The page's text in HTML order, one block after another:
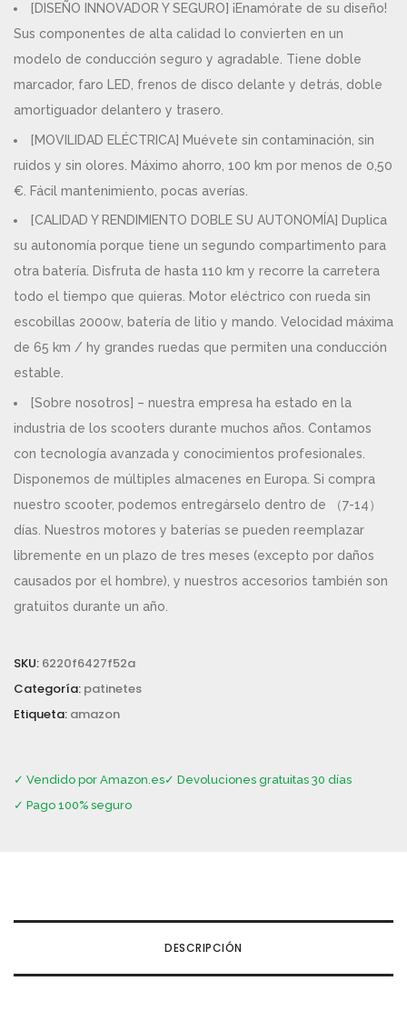
[DISEÑO INNOVADOR Y SEGURO] ¡Enamórate de su diseño!
Sus componentes de alta calidad lo convierten en un
modelo de conducción seguro y agradable. Tiene doble
marcador, faro LED, frenos de disco delante y detrás, doble
amortiguador delantero y trasero.
[MOVILIDAD ELÉCTRICA] Muévete sin contaminación, sin
ruidos y sin olores. Máximo ahorro, 100 km por menos de 0,50
€. Fácil mantenimiento, pocas averías.
[CALIDAD Y RENDIMIENTO DOBLE SU AUTONOMÍA] Duplica
su autonomía porque tiene un segundo compartimento para
otra batería. Disfruta de hasta 110 km y recorre la carretera
todo el tiempo que quieras. Motor eléctrico con rueda sin
escobillas 2000w, batería de litio y mando. Velocidad máxima
de 65 km / hy grandes ruedas que permiten una conducción
estable.
[Sobre nosotros] – nuestra empresa ha estado en la
industria de los scooters durante muchos años. Contamos
con tecnología avanzada y conocimientos profesionales.
Disponemos de múltiples almacenes en Europa. Si compra
nuestro scooter, podemos entregárselo dentro de （7-14）
días. Nuestros motores y baterías se pueden reemplazar
libremente en un plazo de tres meses (excepto por daños
causados por el hombre), y nuestros accesorios también son
gratuitos durante un año.
SKU: 6220f6427f52a
Categoría: patinetes
Etiqueta: amazon
✓ Vendido por Amazon.es✓ Devoluciones gratuitas 30 días
✓ Pago 100% seguro
DESCRIPCIÓN